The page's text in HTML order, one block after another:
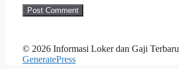
© 2026 Informasi Loker dan Gaji Terbaru
GeneratePress